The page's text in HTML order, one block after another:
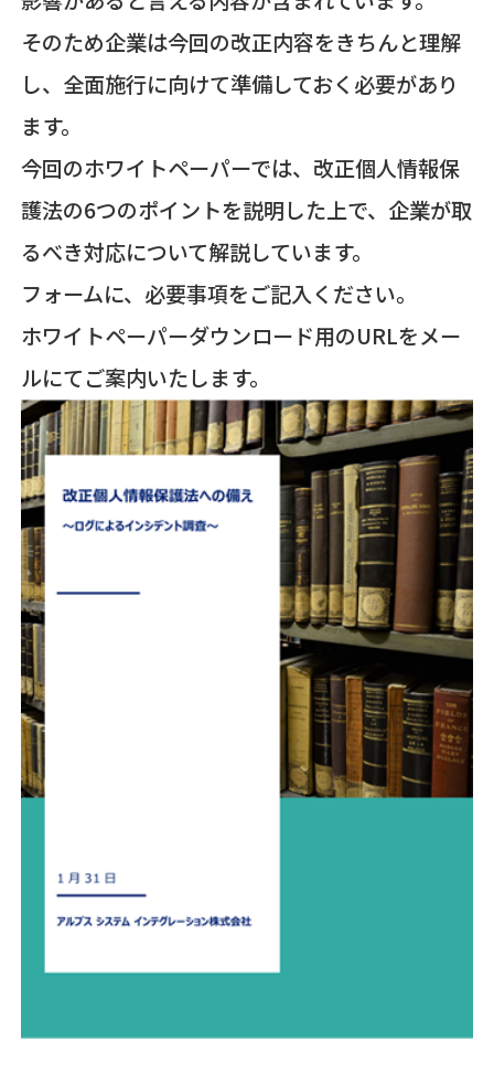
そのため企業は今回の改正内容をきちんと理解
し、全面施行に向けて準備しておく必要があり
ます。
今回のホワイトペーパーでは、改正個人情報保
護法の6つのポイントを説明した上で、企業が取
るべき対応について解説しています。
フォームに、必要事項をご記入ください。
ホワイトペーパーダウンロード用のURLをメー
ルにてご案内いたします。